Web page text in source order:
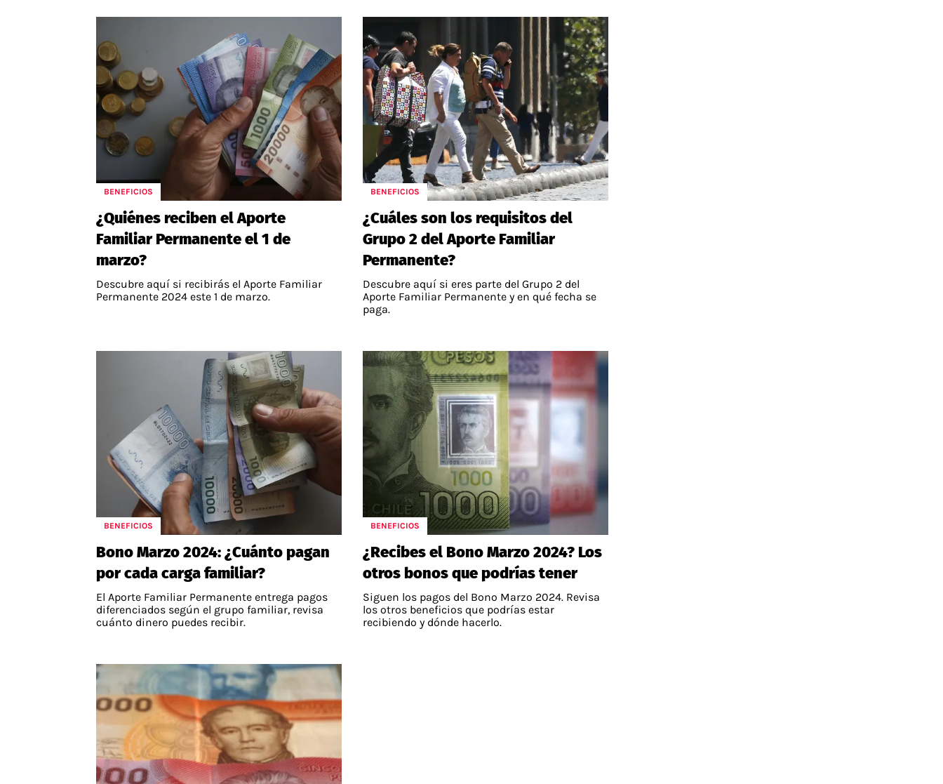
BENEFICIOS
¿Quiénes reciben el Aporte
Familiar Permanente el 1 de
marzo?
Descubre aquí si recibirás el Aporte Familiar
Permanente 2024 este 1 de marzo.
BENEFICIOS
¿Cuáles son los requisitos del
Grupo 2 del Aporte Familiar
Permanente?
Descubre aquí si eres parte del Grupo 2 del
Aporte Familiar Permanente y en qué fecha se
paga.
BENEFICIOS
Bono Marzo 2024: ¿Cuánto pagan
por cada carga familiar?
El Aporte Familiar Permanente entrega pagos
diferenciados según el grupo familiar, revisa
cuánto dinero puedes recibir.
BENEFICIOS
¿Recibes el Bono Marzo 2024? Los
otros bonos que podrías tener
Siguen los pagos del Bono Marzo 2024. Revisa
los otros beneficios que podrías estar
recibiendo y dónde hacerlo.